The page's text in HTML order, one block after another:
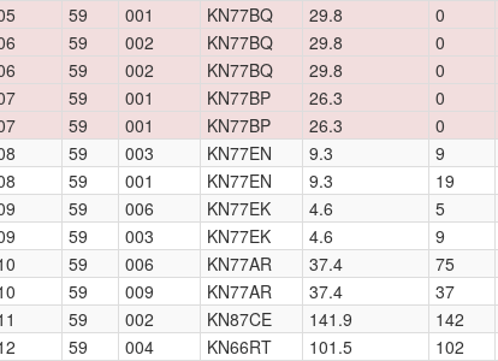
59 001 KN77BQ 29.8 0
59 002 KN77BQ 29.8 0
59 002 KN77BQ 29.8 0
59 001 KN77BP 26.3 0
59 001 KN77BP 26.3 0
59 003 KN77EN 9.3
9
59 001 KN77EN 9.3
19
59 006 KN77EK 4.6
5
59 003 KN77EK 4.6
9
59 006 KN77AR 37.4
75
59 009 KN77AR 37.4
37
59 002 KN87CE 141.9
142
59 004 KN66RT 101.5
102